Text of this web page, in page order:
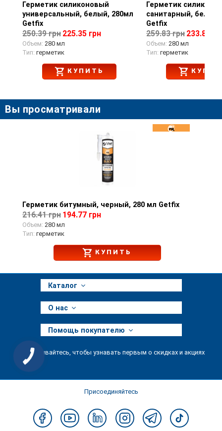
Просмотр товара
Герметик силиконовый
универсальный, белый, 280мл
Getfix
250.39 грн 225.35 грн
Объем: 280 мл
Тип: герметик
КУПИТЬ
Просмотр
Герметик
санитарный, белый,
Getfix
259.83 грн 233.85
Объем: 280 мл
Тип: герметик
Вы просматривали
Просмотр товара
Герметик битумный, черный, 280 мл Getfix
216.41 грн 194.77 грн
Объем: 280 мл
Тип: герметик
КУПИТЬ
Каталог
О нас
Помощь покупателю
Подписывайтесь, чтобы узнавать первым о скидках и акциях
Присоединяйтесь